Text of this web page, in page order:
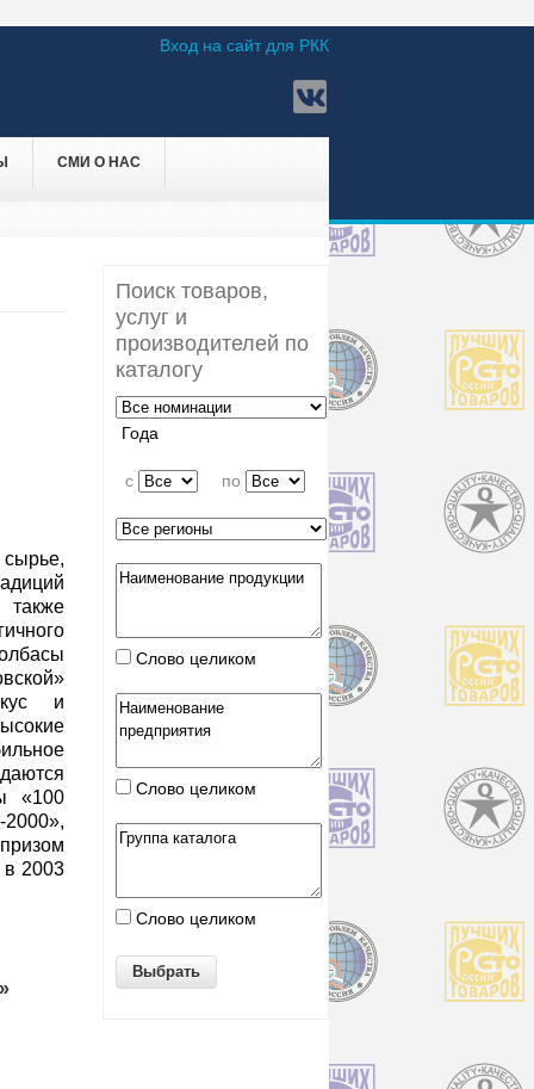
Вход на сайт для РКК
СМИ О НАС
также
и
«100
в 2003
Поиск товаров,
услуг и
производителей по
каталогу
Года
c по
Слово целиком
Слово целиком
Слово целиком